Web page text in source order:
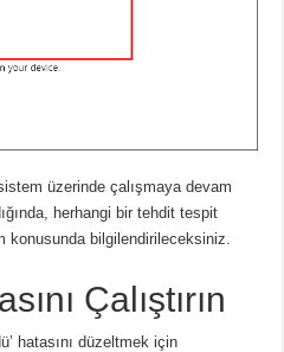
üzerinde çalışmaya devam
herhangi bir tehdit tespit
konusunda bilgilendirileceksiniz.
Çalıştırın
hatasını düzeltmek için